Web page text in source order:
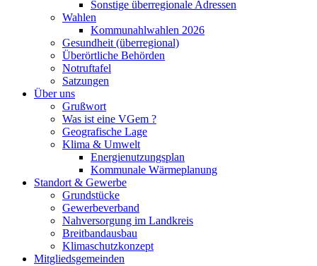
Sonstige überregionale Adressen
Wahlen
Kommunahlwahlen 2026
Gesundheit (überregional)
Überörtliche Behörden
Notruftafel
Satzungen
Über uns
Grußwort
Was ist eine VGem ?
Geografische Lage
Klima & Umwelt
Energienutzungsplan
Kommunale Wärmeplanung
Standort & Gewerbe
Grundstücke
Gewerbeverband
Nahversorgung im Landkreis
Breitbandausbau
Klimaschutzkonzept
Mitgliedsgemeinden